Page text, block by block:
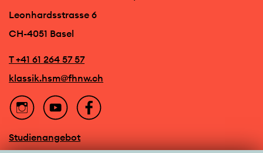
Leonhardsstrasse 6
CH-4051 Basel
T +41 61 264 57 57
klassik.hsm@fhnw.ch
Studienangebot